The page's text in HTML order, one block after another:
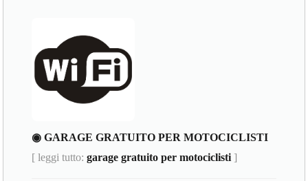
◉ GARAGE GRATUITO PER MOTOCICLISTI
[ leggi tutto:garage gratuito per motociclisti ]